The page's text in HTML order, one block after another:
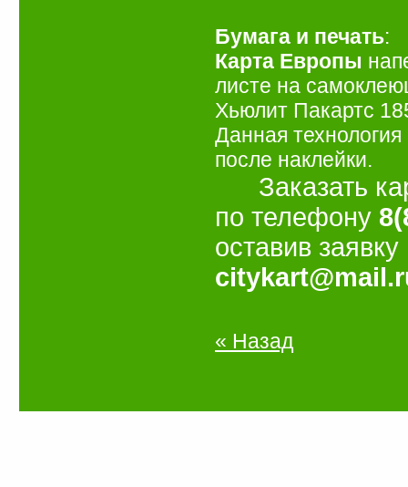
Бумага и печать:
Карта Европы
листе на
Хьюлит Пакартс
Данная
после наклейки.
Заказать
по телефону
оставив
« Назад